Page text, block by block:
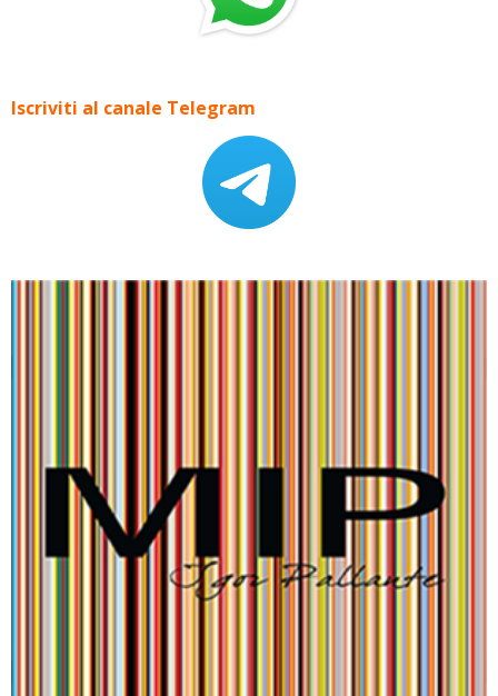
Iscriviti al canale Telegram